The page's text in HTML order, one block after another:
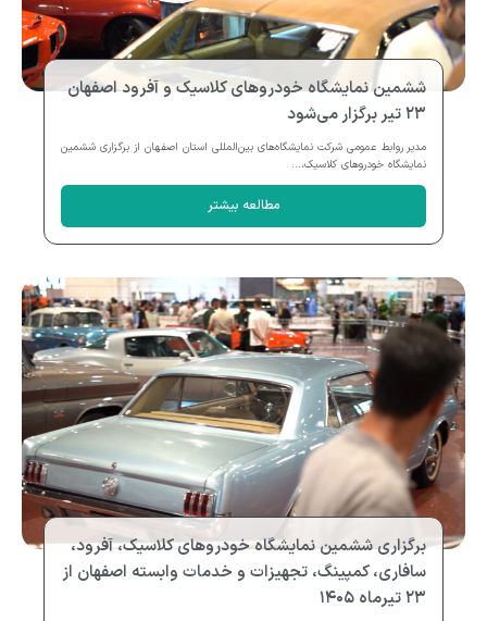
ششمین نمایشگاه خودروهای کلاسیک و آفرود اصفهان
۲۳ تیر برگزار می‌شود
مدیر روابط عمومی شرکت نمایشگاه‌های بین‌المللی استان اصفهان از برگزاری ششمین
نمایشگاه خودروهای کلاسیک،...
مطالعه بیشتر
برگزاری ششمین نمایشگاه خودروهای کلاسیک، آفرود،
سافاری، کمپینگ، تجهیزات و خدمات وابسته اصفهان از
۲۳ تیرماه ۱۴۰۵